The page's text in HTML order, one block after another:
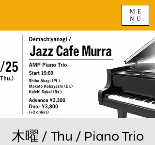
ME
NU
木曜 / Thu / Piano Trio